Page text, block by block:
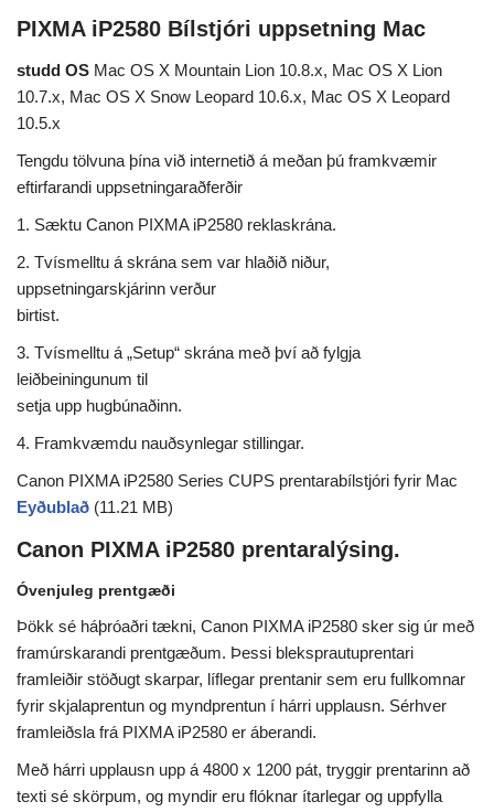
PIXMA iP2580 Bílstjóri uppsetning Mac
studd OS Mac OS X Mountain Lion 10.8.x, Mac OS X Lion
10.7.x, Mac OS X Snow Leopard 10.6.x, Mac OS X Leopard
10.5.x
Tengdu tölvuna þína við internetið á meðan þú framkvæmir
eftirfarandi uppsetningaraðferðir
1. Sæktu Canon PIXMA iP2580 reklaskrána.
2. Tvísmelltu á skrána sem var hlaðið niður,
uppsetningarskjárinn verður
birtist.
3. Tvísmelltu á „Setup“ skrána með því að fylgja
leiðbeiningunum til
setja upp hugbúnaðinn.
4. Framkvæmdu nauðsynlegar stillingar.
Canon PIXMA iP2580 Series CUPS prentarabílstjóri fyrir Mac
Eyðublað (11.21 MB)
Canon PIXMA iP2580 prentaralýsing.
Óvenjuleg prentgæði
Þökk sé háþróaðri tækni, Canon PIXMA iP2580 sker sig úr með
framúrskarandi prentgæðum. Þessi bleksprautuprentari
framleiðir stöðugt skarpar, líflegar prentanir sem eru fullkomnar
fyrir skjalaprentun og myndprentun í hárri upplausn. Sérhver
framleiðsla frá PIXMA iP2580 er áberandi.
Með hárri upplausn upp á 4800 x 1200 pát, tryggir prentarinn að
texti sé skörpum, og myndir eru flóknar ítarlegar og uppfylla